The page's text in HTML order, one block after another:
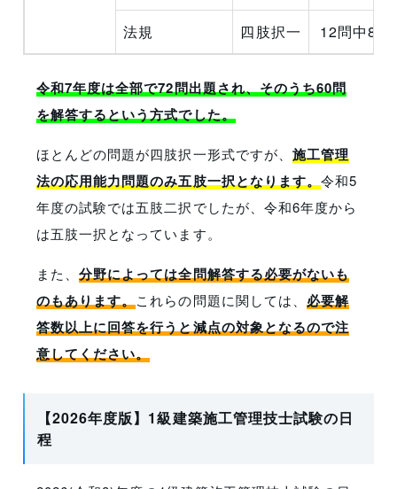
法規 四肢択一 12問中8問
令和7年度は全部で72問出題され、そのうち60問
を解答するという方式でした。
ほとんどの問題が四肢択一形式ですが、 施工管理
法の応用能力問題のみ五肢一択となります。令和5
年度の試験では五肢二択でしたが、令和6年度から
は五肢一択となっています。
また、分野によっては全問解答する必要がないも
のもあります。これらの問題に関しては、 必要解
答数以上に回答を行うと減点の対象となるので注
意してください。
【2026年度版】1級建築施工管理技士試験の日
程